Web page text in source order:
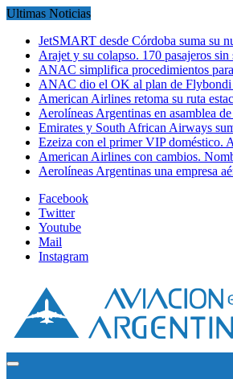
Ultimas Noticias
JetSMART desde Córdoba suma su
Arajet y su colapso. 170 pasajeros
ANAC simplifica procedimientos
ANAC dio el OK al plan de
American Airlines retoma su ruta
Aerolíneas Argentinas en asamblea
Emirates y South African Airways
Ezeiza con el primer VIP
American Airlines con cambios.
Aerolíneas Argentinas una empresa
Facebook
Twitter
Youtube
Mail
Instagram